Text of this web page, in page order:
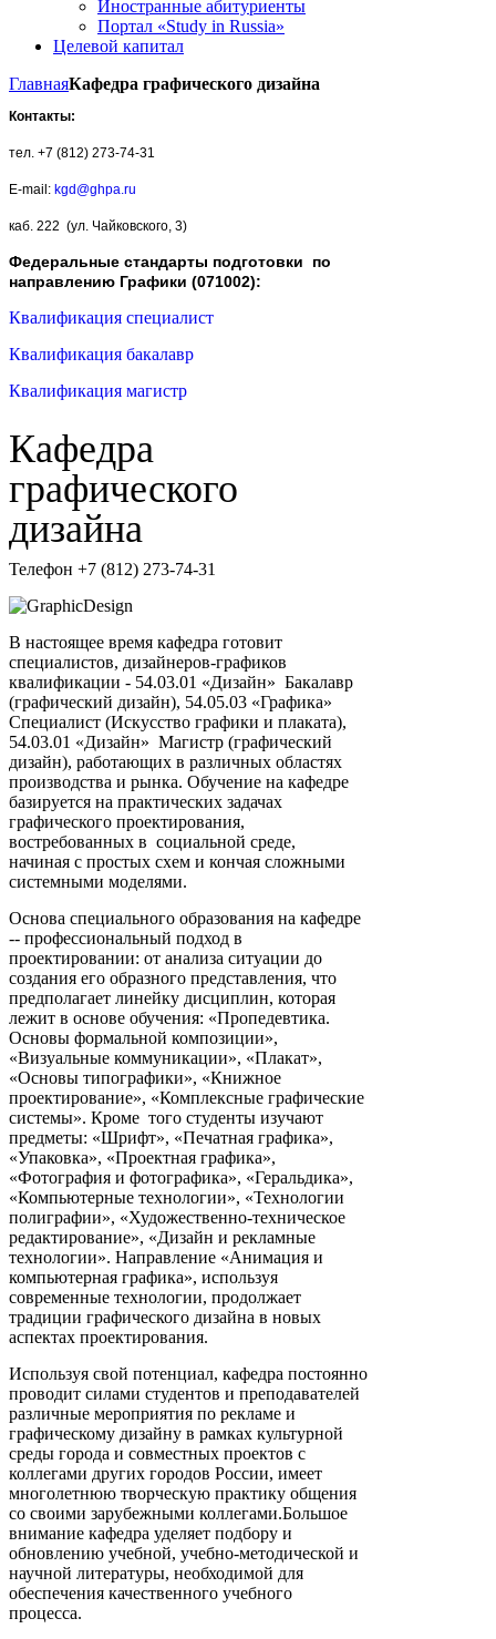
Иностранные абитуриенты
Портал «Study in Russia»
Целевой капитал
ГлавнаяКафедра графического дизайна
Контакты:
тел. +7 (812) 273-74-31
E-mail: kgd@ghpa.ru
каб. 222 (ул. Чайковского, 3)
Федеральные стандарты подготовки по
направлению Графики (071002):
Квалификация специалист
Квалификация бакалавр
Квалификация магистр
Кафедра
графического
дизайна
Телефон +7 (812) 273-74-31
В настоящее время кафедра готовит
специалистов, дизайнеров-графиков
квалификации - 54.03.01 «Дизайн» Бакалавр
(графический дизайн), 54.05.03 «Графика»
Специалист (Искусство графики и плаката),
54.03.01 «Дизайн» Магистр (графический
дизайн), работающих в различных областях
производства и рынка. Обучение на кафедре
базируется на практических задачах
графического проектирования,
востребованных в социальной среде,
начиная с простых схем и кончая сложными
системными моделями.
Основа специального образования на кафедре
-- профессиональный подход в
проектировании: от анализа ситуации до
создания его образного представления, что
предполагает линейку дисциплин, которая
лежит в основе обучения: «Пропедевтика.
Основы формальной композиции»,
«Визуальные коммуникации», «Плакат»,
«Основы типографики», «Книжное
проектирование», «Комплексные графические
системы». Кроме того студенты изучают
предметы: «Шрифт», «Печатная графика»,
«Упаковка», «Проектная графика»,
«Фотография и фотографика», «Геральдика»,
«Компьютерные технологии», «Технологии
полиграфии», «Художественно-техническое
редактирование», «Дизайн и рекламные
технологии». Направление «Анимация и
компьютерная графика», используя
современные технологии, продолжает
традиции графического дизайна в новых
аспектах проектирования.
Используя свой потенциал, кафедра постоянно
проводит силами студентов и преподавателей
различные мероприятия по рекламе и
графическому дизайну в рамках культурной
среды города и совместных проектов с
коллегами других городов России, имеет
многолетнюю творческую практику общения
со своими зарубежными коллегами.Большое
внимание кафедра уделяет подбору и
обновлению учебной, учебно-методической и
научной литературы, необходимой для
обеспечения качественного учебного
процесса.